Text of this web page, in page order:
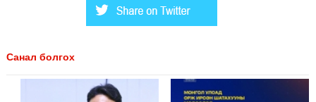
Санал болгох